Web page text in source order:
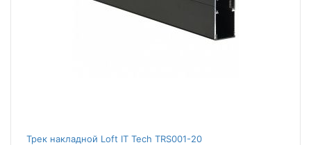
Трек накладной Loft IT Tech TRS001-20